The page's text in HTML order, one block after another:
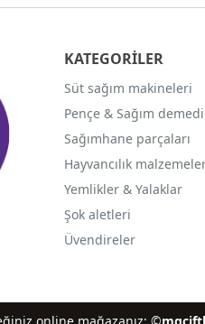
KATEGORİLER
Süt sağım makineleri
Pençe & Sağım demedi
Sağımhane parçaları
Hayvancılık
Yemlikler & Yalaklar
Şok aletleri
Üvendireler
online mağazanız; ©